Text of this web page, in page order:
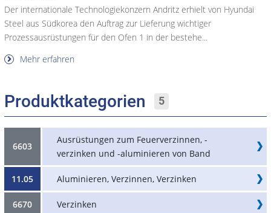
Der internationale Technologiekonzern Andritz erhielt von Hyundai
Steel aus Südkorea den Auftrag zur Lieferung wichtiger
Prozessausrüstungen für den Ofen 1 in der bestehe...
Mehr erfahren
Produktkategorien 5
6603
Ausrüstungen zum Feuerverzinnen, -
verzinken und -aluminieren von Band
11.05 Aluminieren, Verzinnen, Verzinken
6670 Verzinken